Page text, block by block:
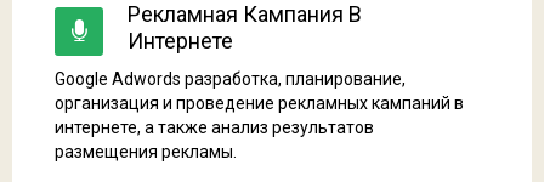
Рекламная Кампания В
Интернете
Google Adwords разработка, планирование,
организация и проведение рекламных кампаний в
интернете, а также анализ результатов
размещения рекламы.